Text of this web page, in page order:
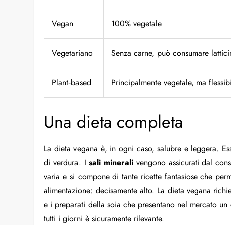
Vegan 100% vegetale
Vegetariano Senza carne, può consumare
Plant‑based Principalmente vegetale, ma
Una dieta completa
La dieta vegana è, in ogni caso, salubre e leggera.
di verdura. Isali minerali vengono assicurati dal
varia e si compone di tante ricette fantasiose che
alimentazione: decisamente alto. La dieta vegana
e i preparati della soia che presentano nel mercato
tutti i giorni è sicuramente rilevante.